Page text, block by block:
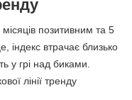
позитивним та 5
індекс втрачає близько
у грі над биками.
лінії тренду